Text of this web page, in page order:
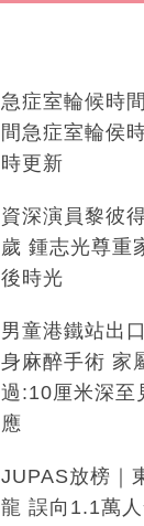
急症室輪候時
間急症室輪侯
時更新
資深演員黎彼
歲 鍾志光尊重
後時光
男童港鐵站出
身麻醉手術 家
過:10厘米深至
應
JUPAS放榜｜
龍 誤向1.1萬